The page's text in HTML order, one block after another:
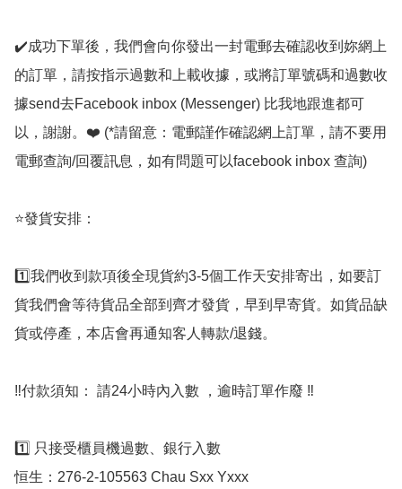
✔️成功下單後，我們會向你發出一封電郵去確認收到妳網上
的訂單，請按指示過數和上載收據，或將訂單號碼和過數收
據send去Facebook inbox (Messenger) 比我地跟進都可
以，謝謝。❤️ (*請留意：電郵謹作確認網上訂單，請不要用
電郵查詢/回覆訊息，如有問題可以facebook inbox 查詢)
⭐️發貨安排：
1️⃣我們收到款項後全現貨約3-5個工作天安排寄出，如要訂
貨我們會等待貨品全部到齊才發貨，早到早寄貨。如貨品缺
貨或停產，本店會再通知客人轉款/退錢。
‼️付款須知： 請24小時內入數 ，逾時訂單作廢 ‼️
1️⃣ 只接受櫃員機過數、銀行入數
恒生：276-2-105563 Chau Sxx Yxxx